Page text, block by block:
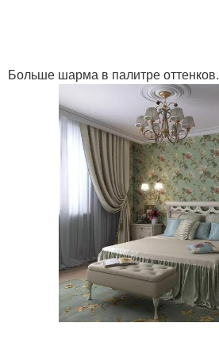
Больше шарма в палитре оттенков.